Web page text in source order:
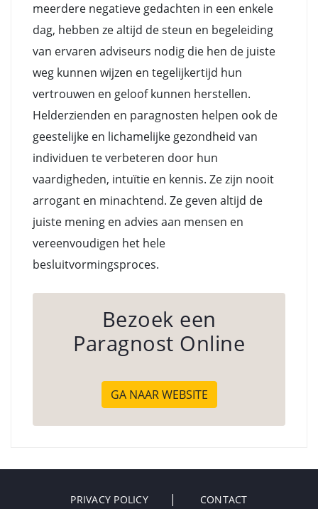
meerdere negatieve gedachten in een enkele
dag, hebben ze altijd de steun en begeleiding
van ervaren adviseurs nodig die hen de juiste
weg kunnen wijzen en tegelijkertijd hun
vertrouwen en geloof kunnen herstellen.
Helderzienden en paragnosten helpen ook de
geestelijke en lichamelijke gezondheid van
individuen te verbeteren door hun
vaardigheden, intuïtie en kennis. Ze zijn nooit
arrogant en minachtend. Ze geven altijd de
juiste mening en advies aan mensen en
vereenvoudigen het hele
besluitvormingsproces.
Bezoek een
Paragnost Online
GA NAAR WEBSITE
PRIVACY POLICY CONTACT